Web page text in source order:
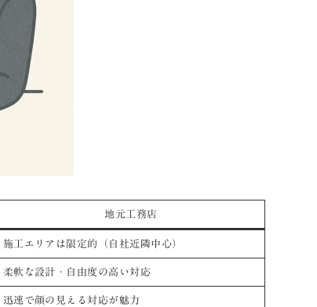
地元工務店
施工エリアは限定的（自社近隣中心）
柔軟な設計・自由度の高い対応
迅速で顔の見える対応が魅力